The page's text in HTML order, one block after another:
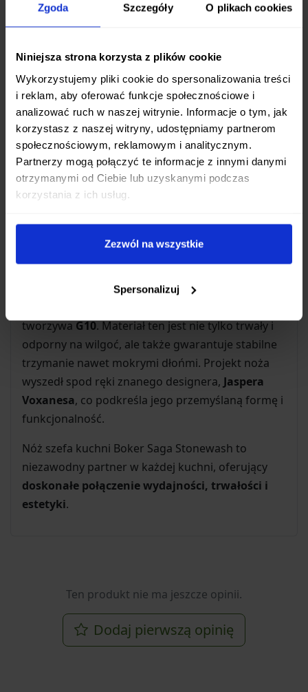
Zgoda Szczegóły O plikach cookies
Niniejsza strona korzysta z plików cookie
Wykorzystujemy pliki cookie do spersonalizowania treści
i reklam, aby oferować funkcje społecznościowe i
analizować ruch w naszej witrynie. Informacje o tym, jak
korzystasz z naszej witryny, udostępniamy partnerom
społecznościowym, reklamowym i analitycznym.
Partnerzy mogą połączyć te informacje z innymi danymi
otrzymanymi od Ciebie lub uzyskanymi podczas
korzystania z ich usług.
Zezwól na wszystkie
Spersonalizuj
Ostrze noża Saga Stonewash wykonane zostało z
znanej ze swojej dobrej odporności na korozję i
łatwości ostrzenia. Wykończenie typustonewash
w połączeniu z satynowaniemnadaje mu
unikalny, matowy wygląd, który jednocześnie
maskuje drobne zarysowania powstające podczas
pracy.
Kluczem do doskonałych właściwości tnących jest
pełny płaski szlifw połączeniu z
krawędzią tnącą. Taka geometria ostrza
minimalizuje opór podczas cięcia, umożliwiając
Komfort i pewność chwytu zapewnia
tworzywaG10. Materiał ten jest nie tylko trwały i
odporny na wilgoć, ale także gwarantuje stabilne
trzymanie nawet mokrymi dłońmi. Projekt noża
wyszedł spod ręki znanego designera, Jaspera
Voxanesa, co podkreśla jego przemyślaną formę i
funkcjonalność.
Nóż szefa kuchni Boker Saga Stonewash to
niezawodny partner w każdej kuchni, oferujący
doskonałe połączenie wydajności, trwałości i
estetyki.
Ten produkt nie ma jeszcze opinii.
Dodaj pierwszą opinię